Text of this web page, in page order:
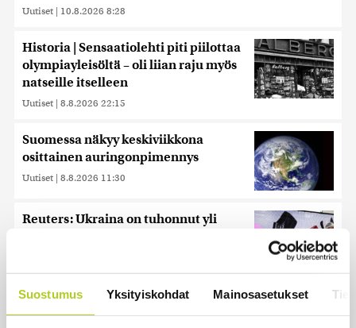
Suostumus Yksityiskohdat Mainosasetukset
Uutiset | 10.8.2026 8:28
Historia | Sensaatiolehti piti piilottaa
olympiayleisöltä – oli liian raju myös
natseille itselleen
Uutiset | 8.8.2026 22:15
Suomessa näkyy keskiviikkona
osittainen auringonpimennys
Uutiset | 8.8.2026 11:30
Reuters: Ukraina on tuhonnut yli
Uutiset | 7.8.2026 21:55